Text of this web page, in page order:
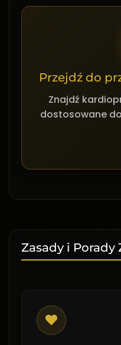
Przejdź do
Znajdź
dostosowane
Zasady i